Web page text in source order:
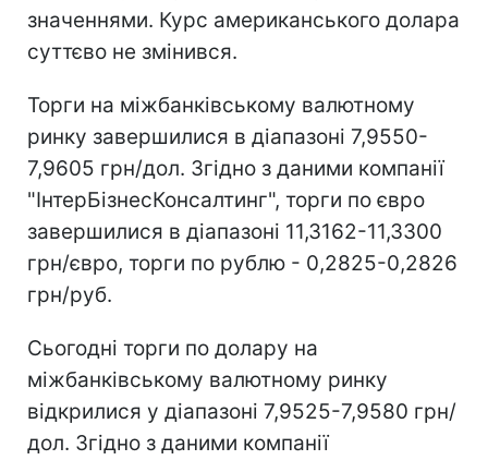
значеннями. Курс американського долара
суттєво не змінився.
Торги на міжбанківському валютному
ринку завершилися в діапазоні 7,9550-
7,9605 грн/дол. Згідно з даними компанії
"ІнтерБізнесКонсалтинг", торги по євро
завершилися в діапазоні 11,3162-11,3300
грн/євро, торги по рублю - 0,2825-0,2826
грн/руб.
Сьогодні торги по долару на
міжбанківському валютному ринку
відкрилися у діапазоні 7,9525-7,9580 грн/
дол. Згідно з даними компанії